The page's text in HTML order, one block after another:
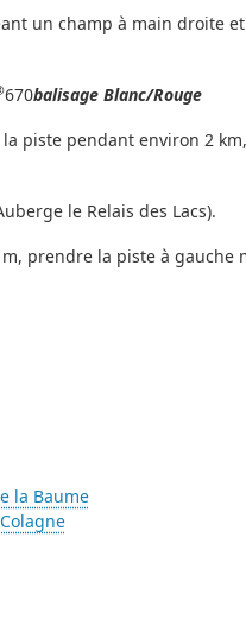
un champ à main droite
670balisage Blanc/Rouge
piste pendant environ 2
le Relais des Lacs).
prendre la piste à gauche
la Baume